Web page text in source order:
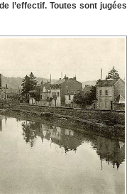
l’effectif. Toutes sont jugées